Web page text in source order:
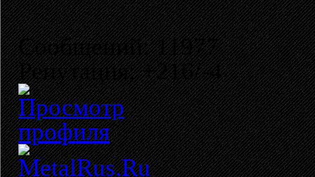
Сообщений: 11977
Репутация: +216/-4